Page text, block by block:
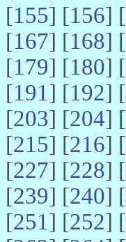
[155] [156] [
[167] [168] [
[179] [180] [
[191] [192] [
[203] [204] [
[215] [216] [
[227] [228] [
[239] [240] [
[251] [252] [